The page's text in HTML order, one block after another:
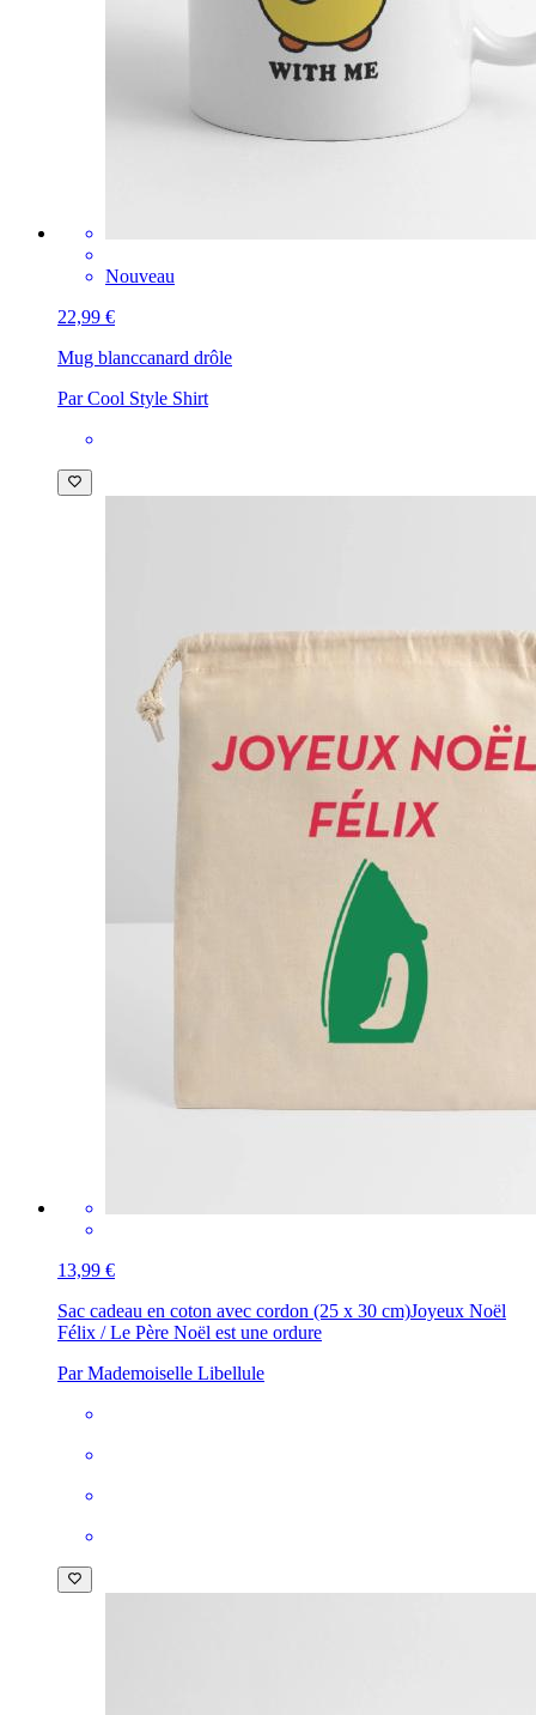
Nouveau
22,99 €
Mug blanccanard drôle
Par Cool Style Shirt
13,99 €
Sac cadeau en coton avec cordon (25 x 30 cm)Joyeux Noël
Félix / Le Père Noël est une ordure
Par Mademoiselle Libellule